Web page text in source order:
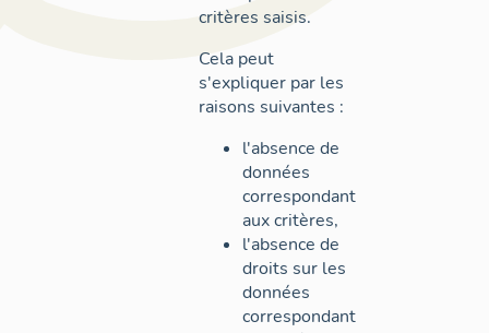
critères saisis.
Cela peut
s'expliquer par les
raisons suivantes :
l'absence de
données
correspondant
aux critères,
l'absence de
droits sur les
données
correspondant